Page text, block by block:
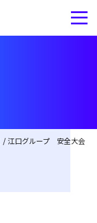
江口グループ 安全大会